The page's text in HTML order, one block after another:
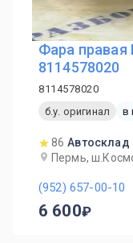
Фара правая
8114578020
8114578020
б.у. оригинал
в
86 Автосклад
Пермь,
(952) 657-00-10
6 600